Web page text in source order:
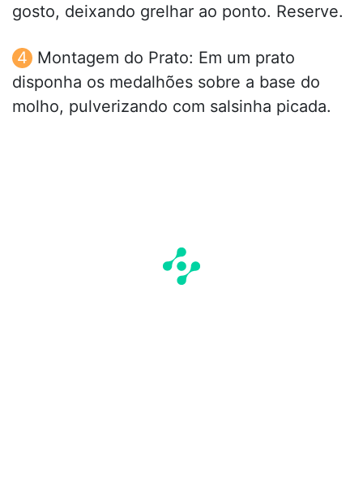
gosto, deixando grelhar ao ponto. Reserve.
Montagem do Prato: Em um prato
disponha os medalhões sobre a base do
molho, pulverizando com salsinha picada.